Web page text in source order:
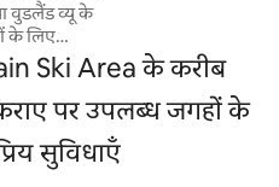
वुडलैंड व्यू के
के लिए
लें - पास के
लॉज
का
प्रोफ़ाइल
के लिए एक बार का $
लागू होता है। पहाड़ों
करें और आराम करें!
Ski Area के करीब
पर उपलब्ध जगहों के
सुविधाएँ